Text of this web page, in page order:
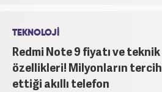
TEKNOLOJİ
Redmi Note 9 fiyatı ve teknik
özellikleri! Milyonların tercih
ettiği akıllı telefon